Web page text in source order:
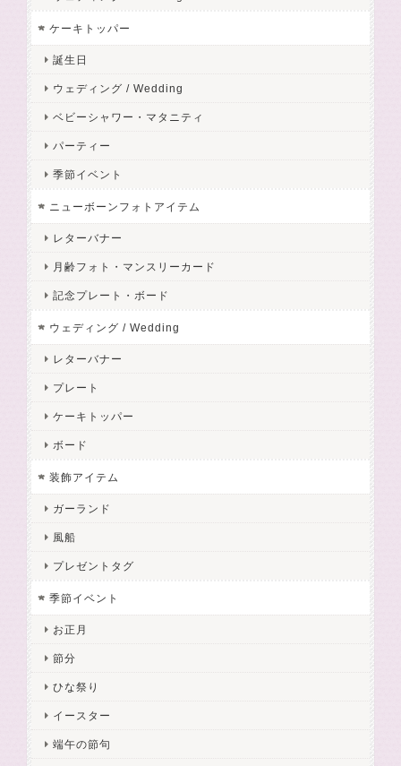
ケーキトッパー
誕生日
ウェディング / Wedding
ベビーシャワー・マタニティ
パーティー
季節イベント
ニューボーンフォトアイテム
レターバナー
月齢フォト・マンスリーカード
記念プレート・ボード
ウェディング / Wedding
レターバナー
プレート
ケーキトッパー
ボード
装飾アイテム
ガーランド
風船
プレゼントタグ
季節イベント
お正月
節分
ひな祭り
イースター
端午の節句